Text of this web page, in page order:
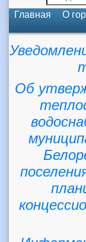
Главная
О
Об